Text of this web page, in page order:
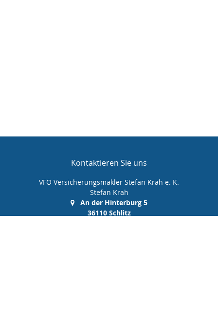
Kontaktieren Sie uns
VFO Versicherungsmakler Stefan Krah e. K.
Stefan Krah
An der Hinterburg 5
36110 Schlitz